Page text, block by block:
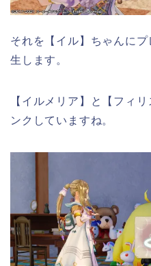
それを【イル】ちゃんに
生します。
【イルメリア】と【フィ
ンクしていますね。